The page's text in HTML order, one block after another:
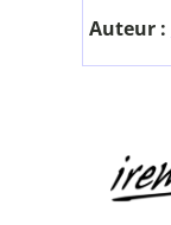
Auteur :